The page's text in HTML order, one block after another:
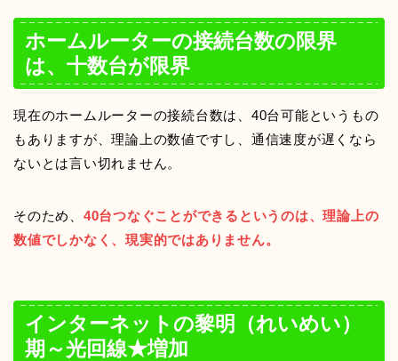
ホームルーターの接続台数の限界
は、十数台が限界
現在のホームルーターの接続台数は、40台可能というもの
もありますが、理論上の数値ですし、通信速度が遅くなら
ないとは言い切れません。
そのため、 40台つなぐことができるというのは、理論上の
数値でしかなく、現実的ではありません。
インターネットの黎明（れいめい）
期～光回線★増加